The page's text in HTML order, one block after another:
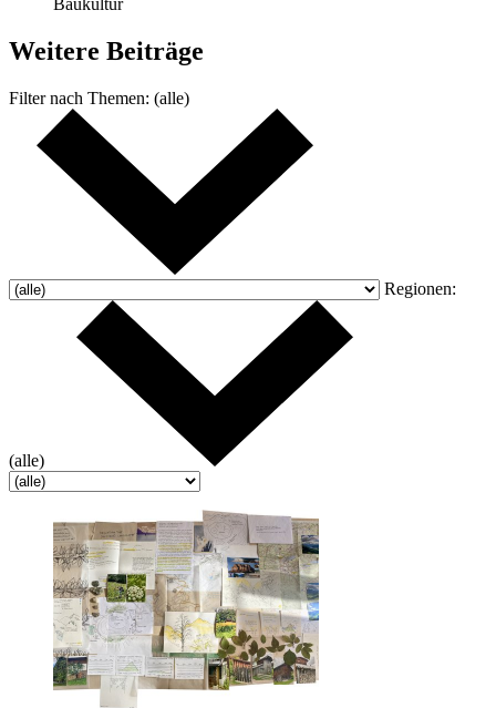
Baukultur
Weitere Beiträge
Filter nach Themen: (alle)
Regionen:
(alle)